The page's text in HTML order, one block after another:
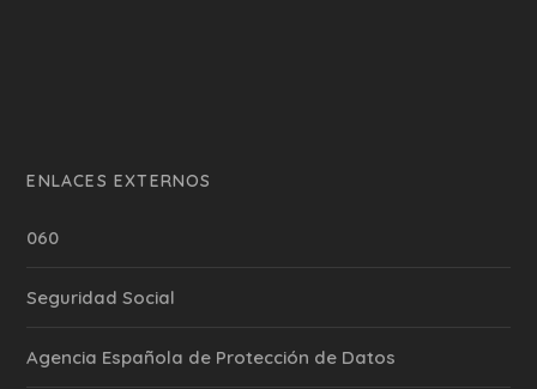
ENLACES EXTERNOS
060
Seguridad Social
Agencia Española de Protección de Datos